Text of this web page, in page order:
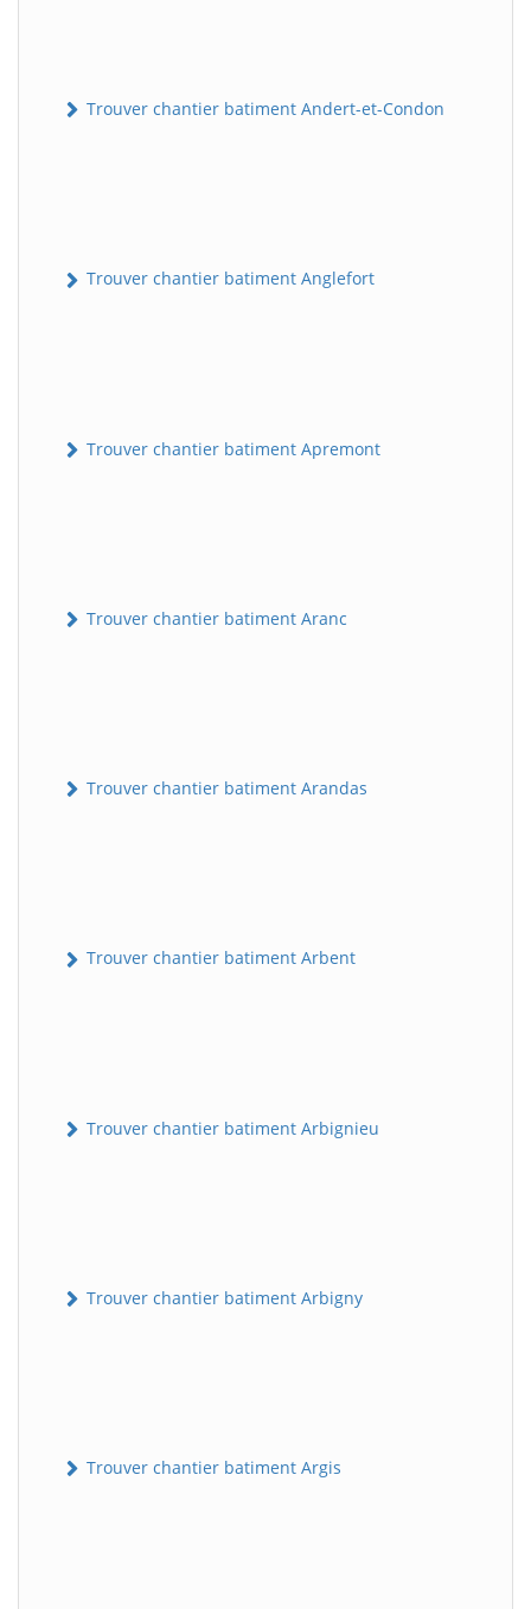
Trouver chantier batiment Andert-et-Condon
Trouver chantier batiment Anglefort
Trouver chantier batiment Apremont
Trouver chantier batiment Aranc
Trouver chantier batiment Arandas
Trouver chantier batiment Arbent
Trouver chantier batiment Arbignieu
Trouver chantier batiment Arbigny
Trouver chantier batiment Argis